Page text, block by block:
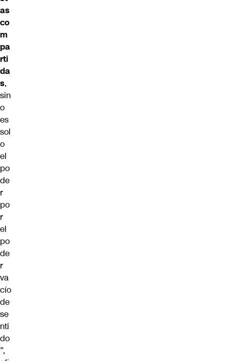
as
co
m
pa
rti
da
s,
sin
o
es
sol
o
el
po
de
r
po
r
el
po
de
r
va
cío
de
se
nti
do
”,